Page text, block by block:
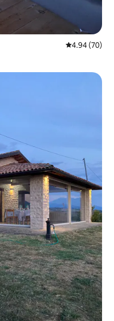
平均评分 4.94
4.94 (70)